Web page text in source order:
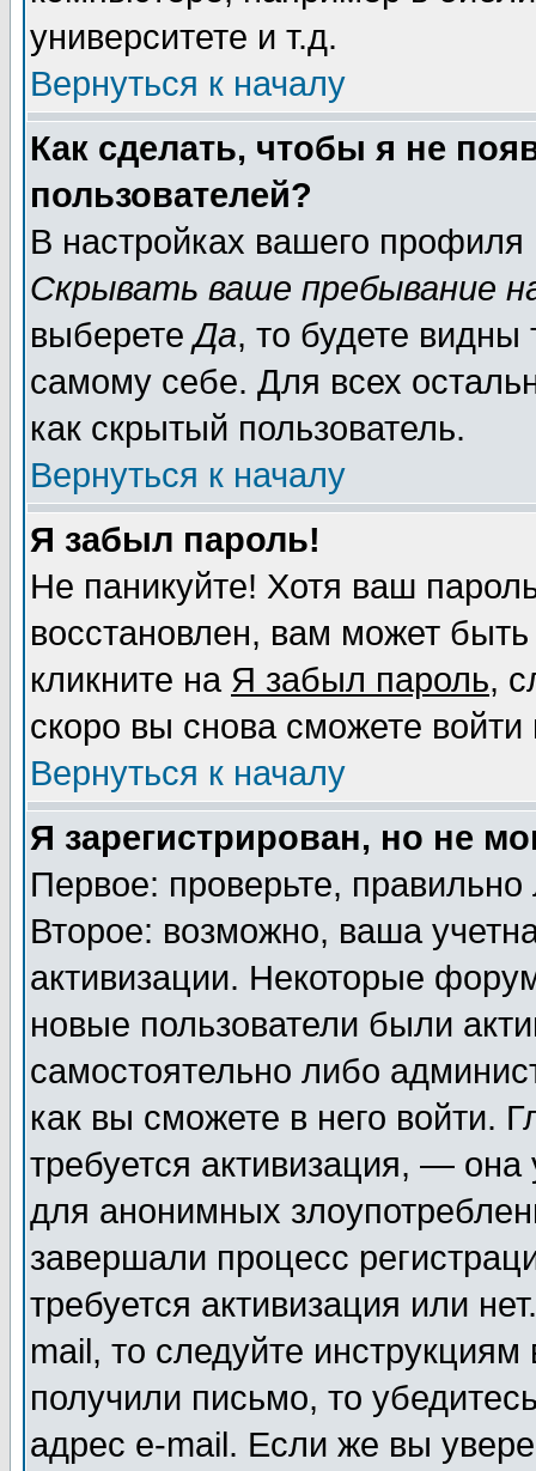
университете и т.д.
Вернуться к началу
Как сделать, чтобы я не
пользователей?
В настройках вашего
Скрывать ваше пребывание
выберетеДа, то будете видны
самому себе. Для всех
как скрытый пользователь.
Вернуться к началу
Я забыл пароль!
Не паникуйте! Хотя ваш
восстановлен, вам может
кликните на Я забыл пароль,
скоро вы снова сможете
Вернуться к началу
Я зарегистрирован, но не
Первое: проверьте,
Второе: возможно, ваша
активизации. Некоторые
новые пользователи были
самостоятельно либо
как вы сможете в него войти.
требуется активизация, —
для анонимных
завершали процесс
требуется активизация или
mail, то следуйте
получили письмо, то
адрес e-mail. Если же вы